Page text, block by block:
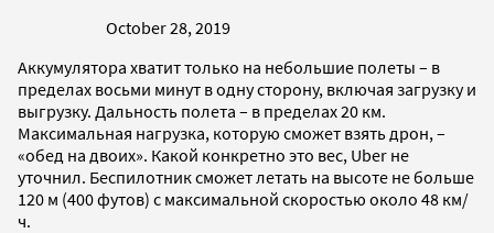
October 28, 2019
Аккумулятора хватит только на небольшие полеты – в
пределах восьми минут в одну сторону, включая загрузку и
выгрузку. Дальность полета – в пределах 20 км.
Максимальная нагрузка, которую сможет взять дрон, –
«обед на двоих». Какой конкретно это вес, Uber не
уточнил. Беспилотник сможет летать на высоте не больше
120 м (400 футов) с максимальной скоростью около 48 км/
ч.